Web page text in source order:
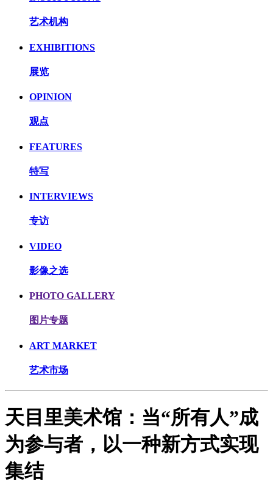
艺术机构
EXHIBITIONS
展览
OPINION
观点
FEATURES
特写
INTERVIEWS
专访
VIDEO
影像之选
PHOTO GALLERY
图片专题
ART MARKET
艺术市场
天目里美术馆：当“所有人”成
为参与者，以一种新方式实现
集结